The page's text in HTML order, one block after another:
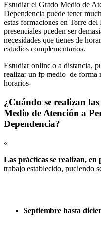
Estudiar el Grado Medio de
Dependencia puede tener
estas formaciones en Torre
presenciales pueden ser
necesidades que tienes de
estudios complementarios.
Estudiar online o a distancia,
realizar un fp medio de forma
horarios-
¿Cuándo se realizan
Medio de Atención a
Dependencia?
«
Las prácticas se realizan, en
trabajo establecido, pudiendo
Septiembre hasta